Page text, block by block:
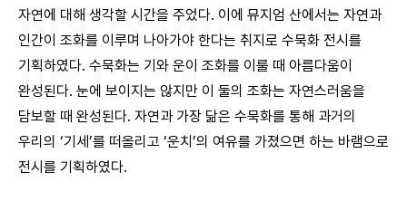
자연에 대해 생각할 시간을 주었다. 이에 뮤지엄 산에서는 자연과
인간이 조화를 이루며 나아가야 한다는 취지로 수묵화 전시를
기획하였다. 수묵화는 기와 운이 조화를 이룰 때 아름다움이
완성된다. 눈에 보이지는 않지만 이 둘의 조화는 자연스러움을
담보할 때 완성된다. 자연과 가장 닮은 수묵화를 통해 과거의
우리의 ‘기세’를 떠올리고 ‘운치’의 여유를 가졌으면 하는 바램으로
전시를 기획하였다.